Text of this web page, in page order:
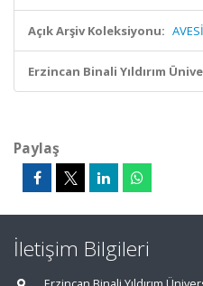
Açık Arşiv Koleksiyonu:
Erzincan Binali Yıldırım
Paylaş
İletişim Bilgileri